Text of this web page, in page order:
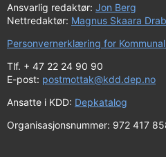
Ansvarlig redaktør: Jon Berg
Nettredaktør: Magnus Skaara
Personvernerklæring for
Tlf. + 47 22 24 90 90
E-post: postmottak@kdd.dep.no
Ansatte i KDD: Depkatalog
Organisasjonsnummer: 972 417